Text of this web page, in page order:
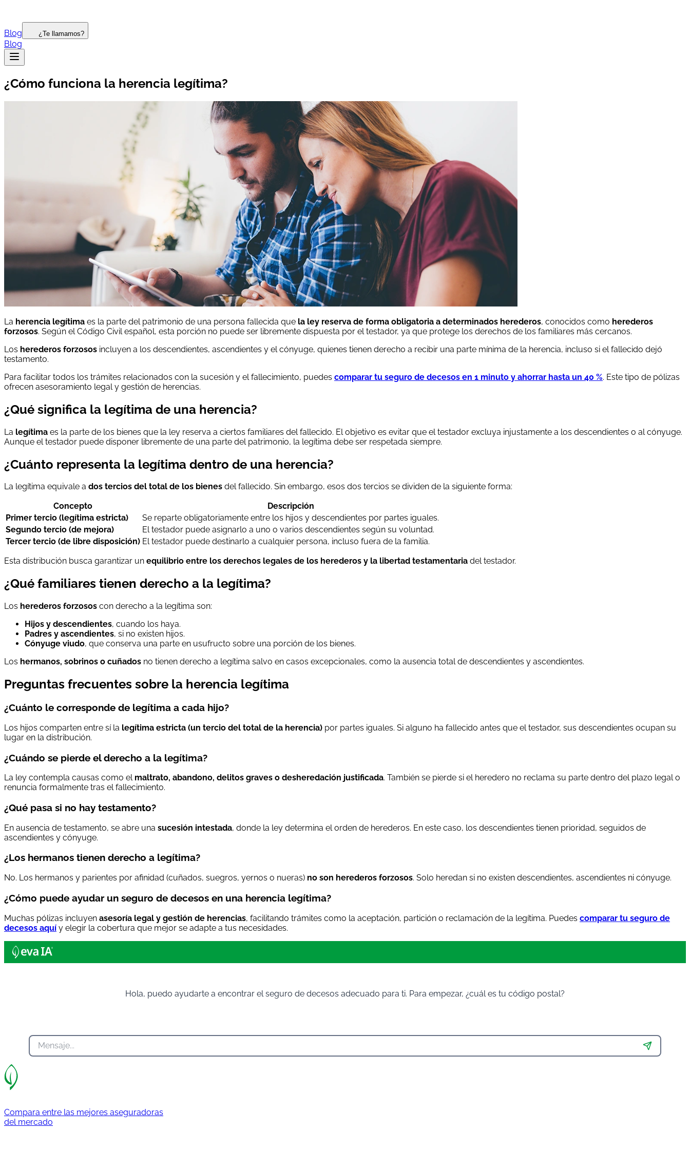
Blog ¿Te llamamos?
Blog
¿Cómo funciona la herencia legítima?
La herencia legítima es la parte del patrimonio de una persona fallecida que la ley reserva de forma obligatoria a determinados herederos, conocidos como herederos
forzosos. Según el Código Civil español, esta porción no puede ser libremente dispuesta por el testador, ya que protege los derechos de los familiares más cercanos.
Los herederos forzosos incluyen a los descendientes, ascendientes y el cónyuge, quienes tienen derecho a recibir una parte mínima de la herencia, incluso si el fallecido dejó
testamento.
Para facilitar todos los trámites relacionados con la sucesión y el fallecimiento, puedes comparar tu seguro de decesos en 1 minuto y ahorrar hasta un 40 %. Este tipo de pólizas
ofrecen asesoramiento legal y gestión de herencias.
¿Qué significa la legítima de una herencia?
La legítima es la parte de los bienes que la ley reserva a ciertos familiares del fallecido. El objetivo es evitar que el testador excluya injustamente a los descendientes o al cónyuge.
Aunque el testador puede disponer libremente de una parte del patrimonio, la legítima debe ser respetada siempre.
¿Cuánto representa la legítima dentro de una herencia?
La legítima equivale a dos tercios del total de los bienes del fallecido. Sin embargo, esos dos tercios se dividen de la siguiente forma:
Concepto
Descripción
Primer tercio (legítima estricta)
Se reparte obligatoriamente entre los hijos y descendientes por partes iguales.
Segundo tercio (de mejora)
El testador puede asignarlo a uno o varios descendientes según su voluntad.
Tercer tercio (de libre disposición) El testador puede destinarlo a cualquier persona, incluso fuera de la familia.
Esta distribución busca garantizar un equilibrio entre los derechos legales de los herederos y la libertad testamentaria del testador.
¿Qué familiares tienen derecho a la legítima?
Los herederos forzosos con derecho a la legítima son:
Hijos y descendientes, cuando los haya.
Padres y ascendientes, si no existen hijos.
Cónyuge viudo, que conserva una parte en usufructo sobre una porción de los bienes.
Los hermanos, sobrinos o cuñados no tienen derecho a legítima salvo en casos excepcionales, como la ausencia total de descendientes y ascendientes.
Preguntas frecuentes sobre la herencia legítima
¿Cuánto le corresponde de legítima a cada hijo?
Los hijos comparten entre sí la legítima estricta (un tercio del total de la herencia) por partes iguales. Si alguno ha fallecido antes que el testador, sus descendientes ocupan su
lugar en la distribución.
¿Cuándo se pierde el derecho a la legítima?
La ley contempla causas como el maltrato, abandono, delitos graves o desheredación justificada. También se pierde si el heredero no reclama su parte dentro del plazo legal o
renuncia formalmente tras el fallecimiento.
¿Qué pasa si no hay testamento?
En ausencia de testamento, se abre una sucesión intestada, donde la ley determina el orden de herederos. En este caso, los descendientes tienen prioridad, seguidos de
ascendientes y cónyuge.
¿Los hermanos tienen derecho a legítima?
No. Los hermanos y parientes por afinidad (cuñados, suegros, yernos o nueras) no son herederos forzosos. Solo heredan si no existen descendientes, ascendientes ni cónyuge.
¿Cómo puede ayudar un seguro de decesos en una herencia legítima?
Muchas pólizas incluyen asesoría legal y gestión de herencias, facilitando trámites como la aceptación, partición o reclamación de la legítima. Puedes comparar tu seguro de
decesos aquí y elegir la cobertura que mejor se adapte a tus necesidades.
Hola, puedo ayudarte a encontrar el seguro de decesos adecuado para ti. Para empezar, ¿cuál es tu código postal?
Compara entre las mejores aseguradoras
del mercado